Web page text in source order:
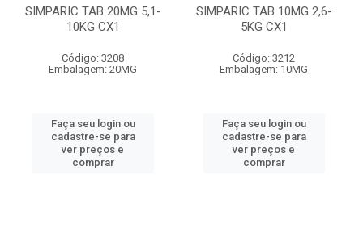
SIMPARIC TAB 20MG 5,1-
10KG CX1
Código: 3208
Embalagem: 20MG
Faça seu login ou
cadastre-se para
ver preços e
comprar
SIMPARIC TAB 10MG 2,6-
5KG CX1
Código: 3212
Embalagem: 10MG
Faça seu login ou
cadastre-se para
ver preços e
comprar